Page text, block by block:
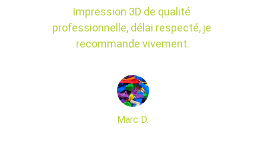
Impression 3D de qualité
professionnelle, délai respecté, je
recommande vivement.
Marc D.